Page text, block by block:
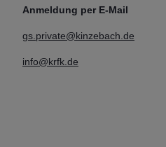
Anmeldung per E-Mail
gs.private@kinzebach.de
info@krfk.de